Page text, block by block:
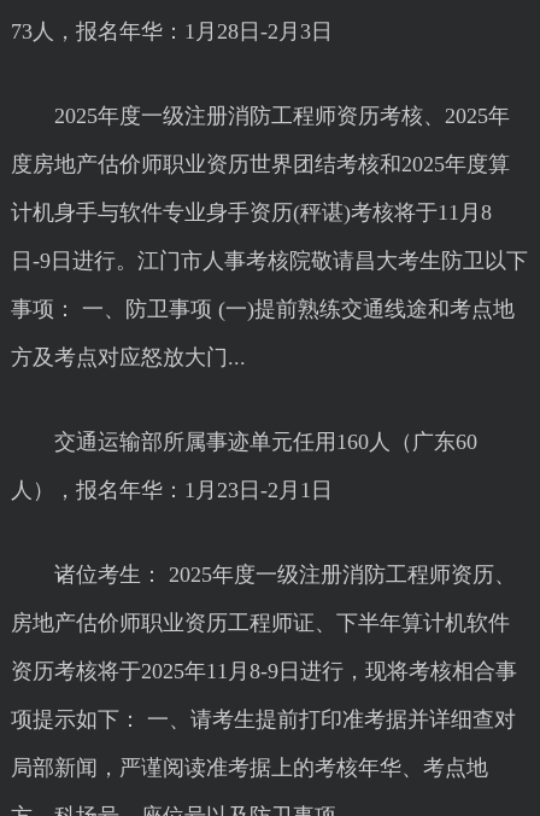
73人，报名年华：1月28日-2月3日
2025年度一级注册消防工程师资历考核、2025年
度房地产估价师职业资历世界团结考核和2025年度算
计机身手与软件专业身手资历(秤谌)考核将于11月8
日-9日进行。江门市人事考核院敬请昌大考生防卫以下
事项： 一、防卫事项 (一)提前熟练交通线途和考点地
方及考点对应怒放大门...
交通运输部所属事迹单元任用160人（广东60
人），报名年华：1月23日-2月1日
诸位考生： 2025年度一级注册消防工程师资历、
房地产估价师职业资历工程师证、下半年算计机软件
资历考核将于2025年11月8-9日进行，现将考核相合事
项提示如下： 一、请考生提前打印准考据并详细查对
局部新闻，严谨阅读准考据上的考核年华、考点地